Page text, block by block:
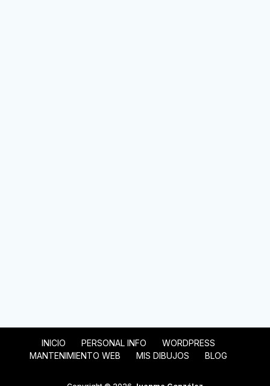
INICIO PERSONAL INFO
WORDPRESS
MANTENIMIENTO WEB
MIS DIBUJOS BLOG